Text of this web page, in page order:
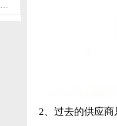
交付是硬实力：东莞注塑喷油厂如何用齐
2、过去的供应